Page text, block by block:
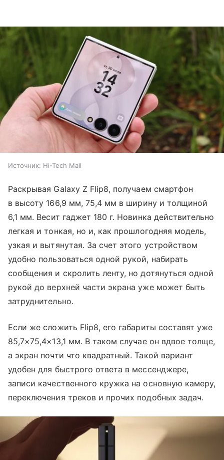
Источник: Hi-Tech Mail
Раскрывая Galaxy Z Flip8, получаем смартфон
в высоту 166,9 мм, 75,4 мм в ширину и толщиной
6,1 мм. Весит гаджет 180 г. Новинка действительно
легкая и тонкая, но и, как прошлогодняя модель,
узкая и вытянутая. За счет этого устройством
удобно пользоваться одной рукой, набирать
сообщения и скролить ленту, но дотянуться одной
рукой до верхней части экрана уже может быть
затруднительно.
Если же сложить Flip8, его габариты составят уже
85,7×75,4×13,1 мм. В таком случае он вдвое толще,
а экран почти что квадратный. Такой вариант
удобен для быстрого ответа в мессенджере,
записи качественного кружка на основную камеру,
переключения треков и прочих подобных задач.